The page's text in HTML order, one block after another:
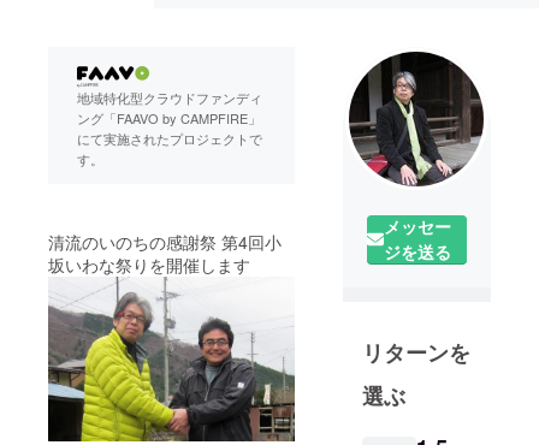
地域特化型クラウドファンディ
ング「FAAVO by CAMPFIRE」
にて実施されたプロジェクトで
す。
清流のいのちの感謝祭 第4回小
坂いわな祭りを開催します
メッセー
ジを送る
リターンを
選ぶ